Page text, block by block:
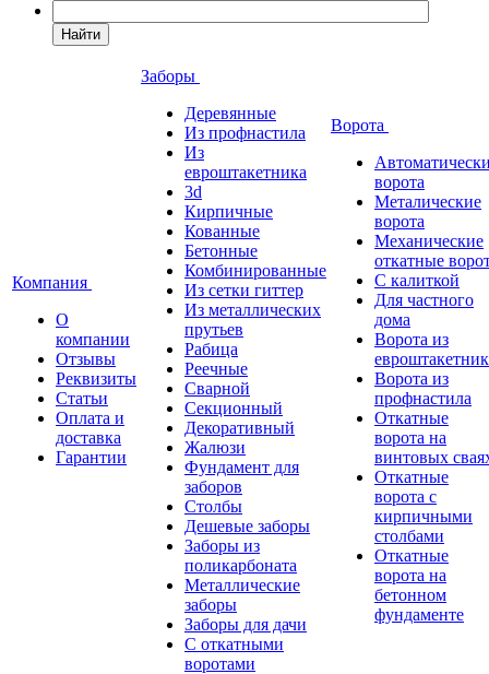
Найти
Компания
О
компании
Отзывы
Реквизиты
Статьи
Оплата и
доставка
Гарантии
Заборы
Деревянные
Из профнастила
Из
евроштакетника
3d
Кирпичные
Кованные
Бетонные
Комбинированные
Из сетки гиттер
Из металлических
прутьев
Рабица
Реечные
Сварной
Секционный
Декоративный
Жалюзи
Фундамент для
заборов
Столбы
Дешевые заборы
Заборы из
поликарбоната
Металлические
заборы
Заборы для дачи
С откатными
воротами
Ворота
ворота
Металические
ворота
Механические
откатные
С калиткой
Для частного
дома
Ворота из
Ворота из
профнастила
Откатные
ворота на
винтовых
Откатные
ворота с
кирпичными
столбами
Откатные
ворота на
бетонном
фундаменте